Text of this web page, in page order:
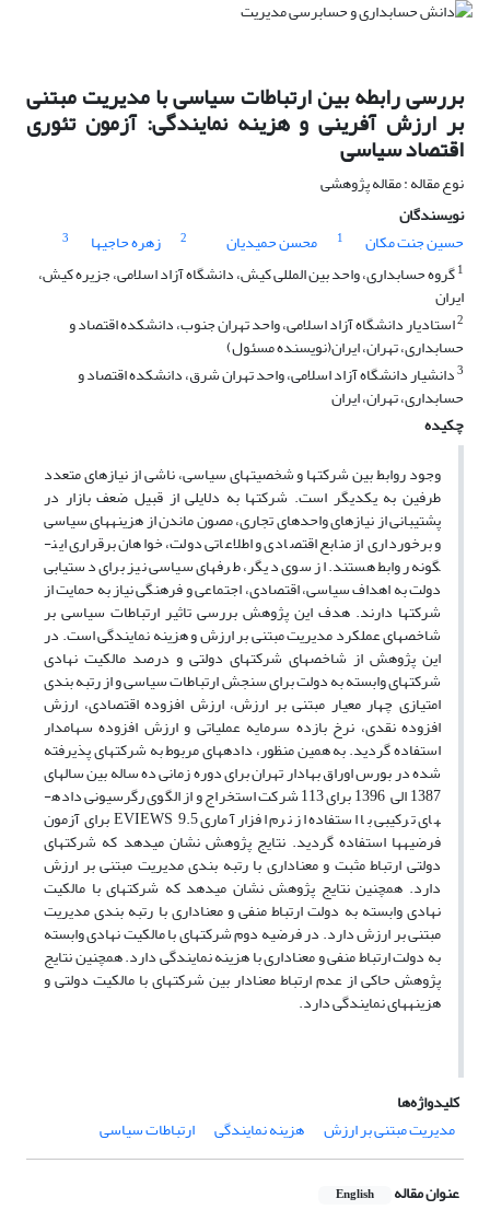
بررسی رابطه بین ارتباطات سیاسی با مدیریت مبتنی
بر ارزش آفرینی و هزینه نمایندگی: آزمون تئوری
اقتصاد سیاسی
نوع مقاله : مقاله پژوهشی
نویسندگان
حسین جنت مکان
1 محسن حمیدیان 2 زهره حاجیها
3
1گروه حسابداری، واحد بین المللی کیش، دانشگاه آزاد اسلامی، جزیره کیش،
ایران
2استادیار دانشگاه آزاد اسلامی، واحد تهران جنوب، دانشکده اقتصاد و
حسابداری، تهران، ایران(نویسنده مسئول)
3دانشیار دانشگاه آزاد اسلامی، واحد تهران شرق، دانشکده اقتصاد و
حسابداری، تهران، ایران
چکیده
وجود روابط بین شرکت­ها و شخصیت­های سیاسی، ناشی از نیازهای متعدد
طرفین به یکدیگر است. شرکت­ها به دلایلی از قبیل ضعف بازار در
پشتیبانی از نیازهای واحدهای تجاری، مصون ماندن از هزینه­های سیاسی
و برخورداری از منابع اقتصادی و اطلاعاتی دولت، خواهان برقراری این­
گونه روابط هستند. از سوی دیگر، طرف­های سیاسی نیز برای دستیابی
دولت به اهداف سیاسی، اقتصادی، اجتماعی و فرهنگی نیاز به حمایت از
شرکت­ها دارند. هدف این پژوهش بررسی تاثیر ارتباطات سیاسی بر
شاخص­های عملکرد مدیریت مبتنی بر ارزش و هزینه نمایندگی است. در
این پژوهش از شاخص­های شرکت­های دولتی و درصد مالکیت نهادی
شرکت­های وابسته به دولت برای سنجش ارتباطات سیاسی و از رتبه بندی
امتیازی چهار معیار مبتنی بر ارزش، ارزش افزوده اقتصادی، ارزش
افزوده نقدی، نرخ بازده سرمایه عملیاتی و ارزش افزوده سهامدار
استفاده گردید. به همین منظور، داده­های مربوط به شرکت­های پذیرفته
شده در بورس اوراق بهادار تهران برای دوره زمانی ده ساله بین سال­های
1387 الی 1396 برای 113 شرکت استخراج و از الگوی رگرسیونی داده­
های ترکیبی با استفاده از نرم افزار آماری EVIEWS 9.5 برای آزمون
فرضیه­ها استفاده گردید. نتایج پژوهش نشان می­دهد که شرکت­های
دولتی ارتباط مثبت و معناداری با رتبه بندی مدیریت مبتنی بر ارزش
دارد. همچنین نتایج پژوهش نشان می­دهد که شرکت­های با مالکیت
نهادی وابسته به دولت ارتباط منفی و معناداری با رتبه بندی مدیریت
مبتنی بر ارزش دارد. در فرضیه دوم شرکت­های با مالکیت نهادی وابسته
به دولت ارتباط منفی و معناداری با هزینه نمایندگی دارد. همچنین نتایج
پژوهش حاکی از عدم ارتباط معنادار بین شرکت­های با مالکیت دولتی و
هزینه­های نمایندگی دارد.
کلیدواژه‌ها
مدیریت مبتنی بر ارزش
هزینه نمایندگی ارتباطات سیاسی
عنوان مقاله English